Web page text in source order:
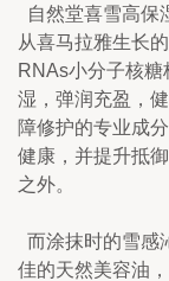
自然堂喜雪高保
从喜马拉雅生长
RNAs小分子核
湿，弹润充盈，
障修护的专业成
健康，并提升抵
之外。
而涂抹时的雪感
佳的天然美容油